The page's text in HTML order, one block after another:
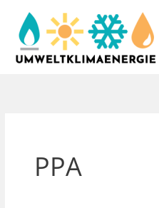
Inhalt
springen
PPA